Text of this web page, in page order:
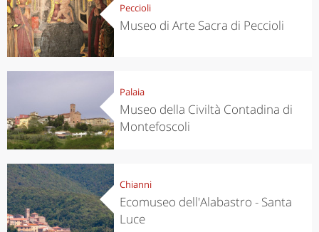
Peccioli
Museo di Arte Sacra di Peccioli
Palaia
Museo della Civiltà Contadina di
Montefoscoli
Chianni
Ecomuseo dell'Alabastro - Santa
Luce